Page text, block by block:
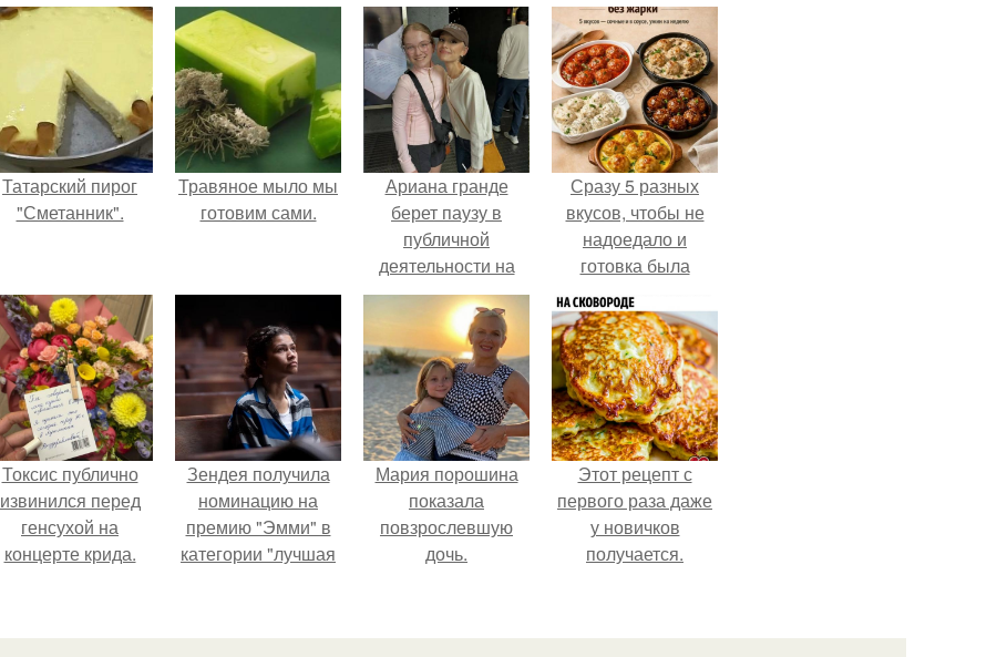
Татарский пирог
"Сметанник".
Травяное мыло мы
готовим сами.
Ариана гранде
берет паузу в
публичной
деятельности на
фоне слухов о
своем здоровье.
Сразу 5 разных
вкусов, чтобы не
надоедало и
готовка была
проще.
Токсис публично
извинился перед
генсухой на
концерте крида.
Зендея получила
номинацию на
премию "Эмми" в
категории "лучшая
сериале" за третий
Мария порошина
показала
повзрослевшую
дочь.
Этот рецепт с
первого раза даже
у новичков
получается.